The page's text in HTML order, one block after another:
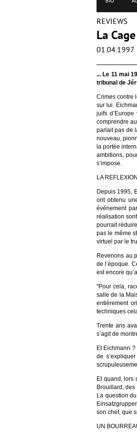
REVIEWS
La
01.04.1997
... Le 11 mai
tribunal de
Crimes contre
sur lui.
juifs
comprendre
parlait pas de
nouveau,
la portée
ambitions,
s’impose.
LA
Depuis 1995,
ont obtenu
événement
réalisation
pourrait
pas le même
virtuel par le
Revenons au
de l’époque.
est encore
"Pour cela,
salle de la
entièrement
techniques
Trente ans
s’agit de
Et Eichmann
de
Et quand, lors
Brouillard,
La question
son chef, que
UN